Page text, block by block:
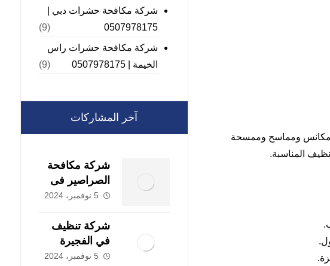
مكانس ومماسح وممسحة
المناسبة.
شركة مكافحة حشرات دبي |
0507978175
(9)
شركة مكافحة حشرات راس
الخيمة | 0507978175
(9)
آخر المشاركات
شركة مكافحة
الصراصير فى
ابوظبي
5 نوفمبر، 2024
شركة تنظيف
في الفجيرة
|0507978175|
5 نوفمبر، 2024